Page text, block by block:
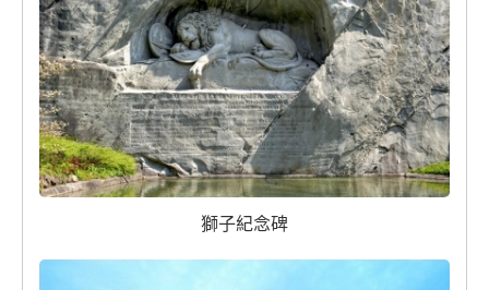
獅子紀念碑